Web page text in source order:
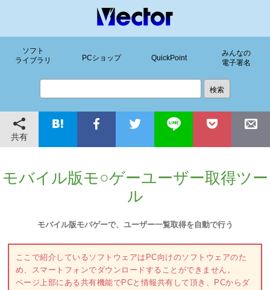
ソフト
ライブラリ
PCショップ QuickPoint
みんなの
電子署名
共有
モバイル版モ○ゲーユーザー取得ツー
ル
モバイル版モバゲーで、ユーザー一覧取得を自動で行う
ここで紹介しているソフトウェアはPC向けのソフトウェアのた
め、スマートフォンでダウンロードすることができません。
ページ上部にある共有機能でPCと情報共有して頂き、PCからダ